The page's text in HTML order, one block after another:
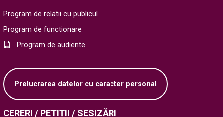
Program de relatii cu publicul
Program de functionare
Program de audiente
Prelucrarea datelor cu caracter personal
CERERI / PETIȚII / SESIZĂRI